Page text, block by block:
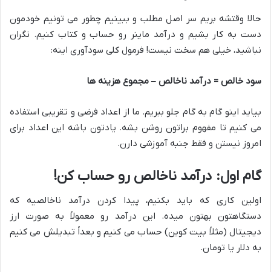
حالا وقتشه بریم سر اصل مطلب و ببینیم چطور می تونیم خودمون
دست به کار بشیم و درآمد ماینر رو حساب و کتاب کنیم. نگران
نباشید، خیلی هم سخت نیست! فرمول کلی سودآوری اینه:
سود خالص = درآمد ناخالص – مجموع هزینه ها
بیاید اینو گام به گام جلو ببریم. ما از اعداد فرضی و تقریبی استفاده
می کنیم تا مفهوم براتون روشن بشه. یادتون باشه این اعداد برای
امروز نیستن و فقط جنبه آموزشی دارن.
گام اول: درآمد ناخالص رو حساب کن!
اولین کاری که باید بکنیم، پیدا کردن درآمد ناخالصیه که
دستگاهتون بهتون میده. این درآمد رو معمولاً به صورت ارز
دیجیتال (مثلاً بیت کوین) حساب می کنیم و بعداً تبدیلش می کنیم
به دلار یا تومان.